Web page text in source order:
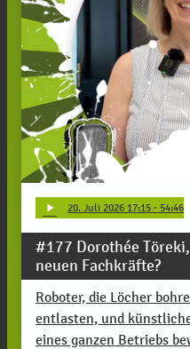
play_arrow 20. Juli 2026 17:15 · 54:46
#177 Dorothée
neuen Fachkräfte?
Roboter, die Löcher
entlasten, und
eines ganzen Betriebs